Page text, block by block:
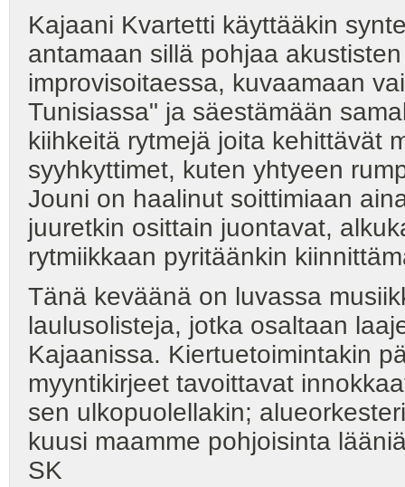
Kajaani Kvartetti käyttääkin
antamaan sillä pohjaa
improvisoitaessa, kuvaamaan
Tunisiassa" ja säestämään
kiihkeitä rytmejä joita kehittävät
syyhkyttimet, kuten yhtyeen
Jouni on haalinut soittimiaan
juuretkin osittain juontavat,
rytmiikkaan pyritäänkin
Tänä keväänä on luvassa
laulusolisteja, jotka osaltaan
Kajaanissa. Kiertuetoimintakin
myyntikirjeet tavoittavat
sen ulkopuolellakin;
kuusi maamme pohjoisinta
SK